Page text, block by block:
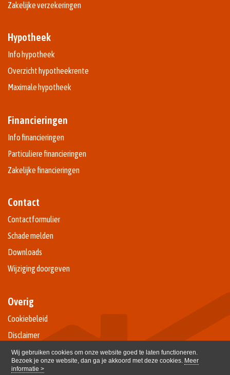
Wij gebruiken cookies om onze website goed te laten functioneren.
Bezoek je onze website, dan ga je akkoord met deze cookies. Meer
informatie >
Zakelijke verzekeringen
Hypotheek
Info hypotheek
Overzicht hypotheekrente
Maximale hypotheek
Financieringen
Info financieringen
Particuliere financieringen
Zakelijke financieringen
Contact
Contactformulier
Schade melden
Downloads
Wijziging doorgeven
Overig
Cookiebeleid
Disclaimer
Privacy